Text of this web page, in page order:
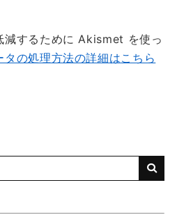
減するために Akismet を使っ
タの処理方法の詳細はこちら